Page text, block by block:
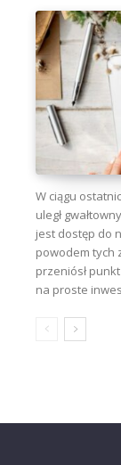
W ciągu
uległ
jest dostęp do
powodem tych
przeniósł
na proste